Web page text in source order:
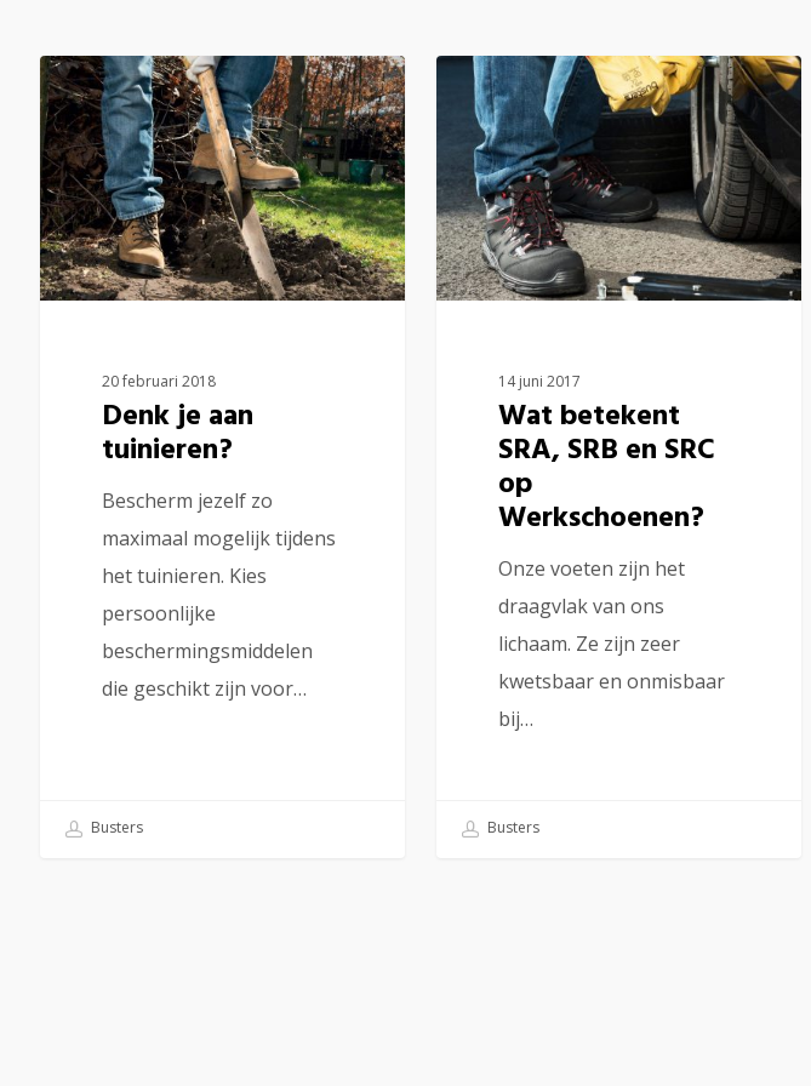
20 februari 2018
Denk je aan
tuinieren?
Bescherm jezelf zo
maximaal mogelijk tijdens
het tuinieren. Kies
persoonlijke
beschermingsmiddelen
die geschikt zijn voor…
Busters
14 juni 2017
Wat betekent
SRA, SRB en SRC
op
Werkschoenen?
Onze voeten zijn het
draagvlak van ons
lichaam. Ze zijn zeer
kwetsbaar en onmisbaar
bij…
Busters